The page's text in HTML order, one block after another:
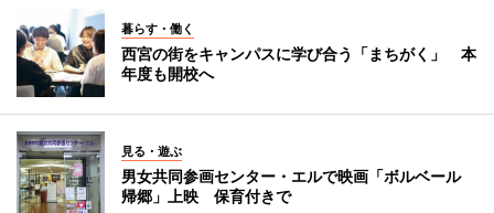
暮らす・働く
西宮の街をキャンパスに学び合う「まちがく」 本
年度も開校へ
見る・遊ぶ
男女共同参画センター・エルで映画「ボルベール
帰郷」上映 保育付きで